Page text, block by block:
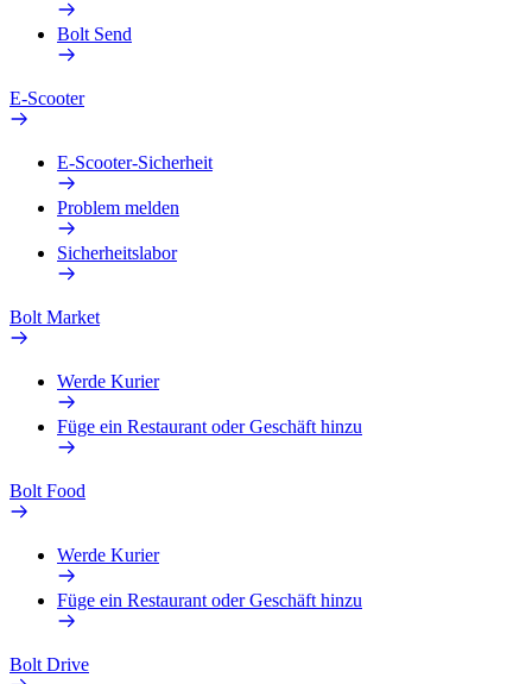
Bolt Send
E-Scooter
E-Scooter-Sicherheit
Problem melden
Sicherheitslabor
Bolt Market
Werde Kurier
Füge ein Restaurant oder Geschäft hinzu
Bolt Food
Werde Kurier
Füge ein Restaurant oder Geschäft hinzu
Bolt Drive